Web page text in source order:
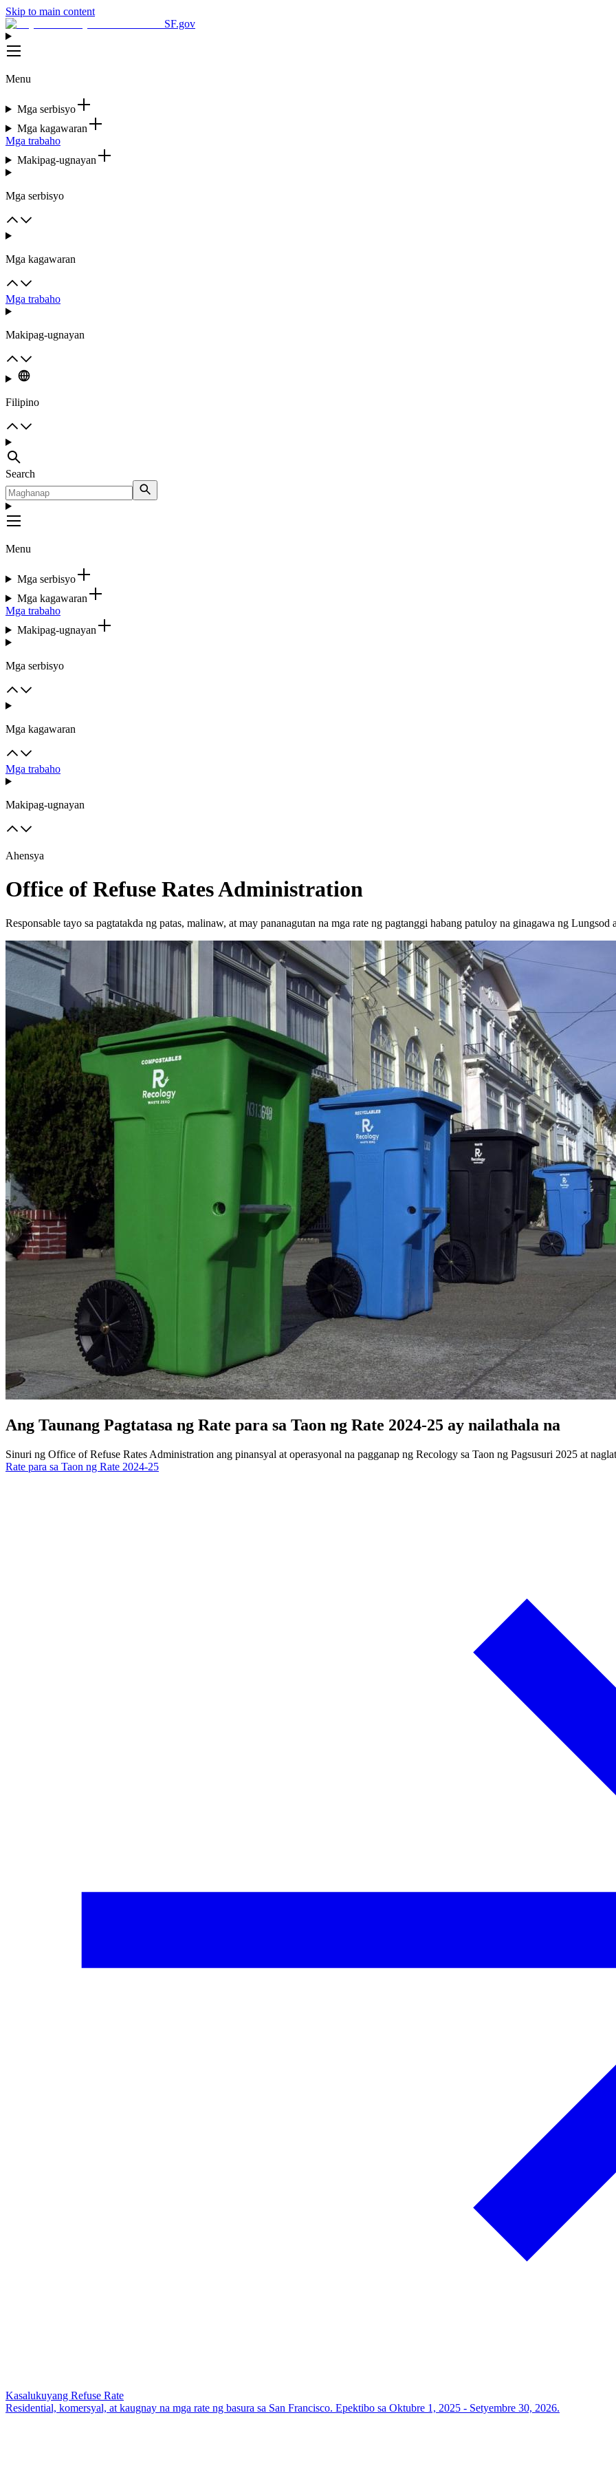
Skip to main content
SF.gov
Menu
Mga serbisyo
Mga kagawaran
Mga trabaho
Makipag-ugnayan
Mga serbisyo
Mga kagawaran
Mga trabaho
Makipag-ugnayan
Filipino
Search
Menu
Mga serbisyo
Mga kagawaran
Mga trabaho
Makipag-ugnayan
Mga serbisyo
Mga kagawaran
Mga trabaho
Makipag-ugnayan
Ahensya
Office of Refuse Rates Administration
Responsable tayo sa pagtatakda ng patas, malinaw, at may pananagutan na mga rate ng pagtanggi habang patuloy na ginagawa ng
Ang Taunang Pagtatasa ng Rate para sa Taon ng Rate 2024-25 ay nailathala na
Sinuri ng Office of Refuse Rates Administration ang pinansyal at operasyonal na pagganap ng Recology sa Taon ng Pagsusuri 2025 at
Rate para sa Taon ng Rate 2024-25
Kasalukuyang Refuse Rate
Residential, komersyal, at kaugnay na mga rate ng basura sa San Francisco. Epektibo sa Oktubre 1, 2025 - Setyembre 30, 2026.